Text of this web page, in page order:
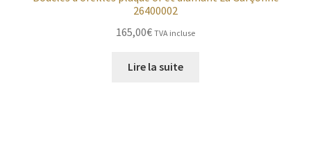
26400002
165,00€ TVA incluse
Lire la suite